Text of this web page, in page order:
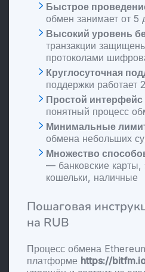
Быстрое
обмен занимает от 5
Высокий уровень
транзакции
протоколами
Круглосуточная
поддержки работает
Простой интерфейс
понятный процесс
Минимальные
обмена небольших
Множество
— банковские карты,
кошельки, наличные
Пошаговая
на RUB
Процесс обмена
платформе https://